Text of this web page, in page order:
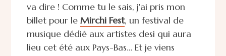
va dire ! Comme tu le sais, j'ai pris mon
billet pour le Mirchi Fest, un festival de
musique dédié aux artistes desi qui aura
lieu cet été aux Pays-Bas… Et je viens